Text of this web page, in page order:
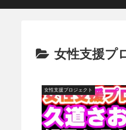
女性支援プ
女性支援プロジェクト